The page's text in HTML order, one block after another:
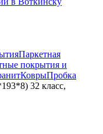
Паркетная
покрытия и
КоврыПробка
32 класс,